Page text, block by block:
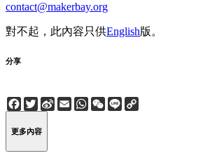
contact@makerbay.org
對不起，此內容只供English版。
分享
Facebook
Twitter
Sina
Weibo
EmailWhatsApp
WeChat
Line
更多內容